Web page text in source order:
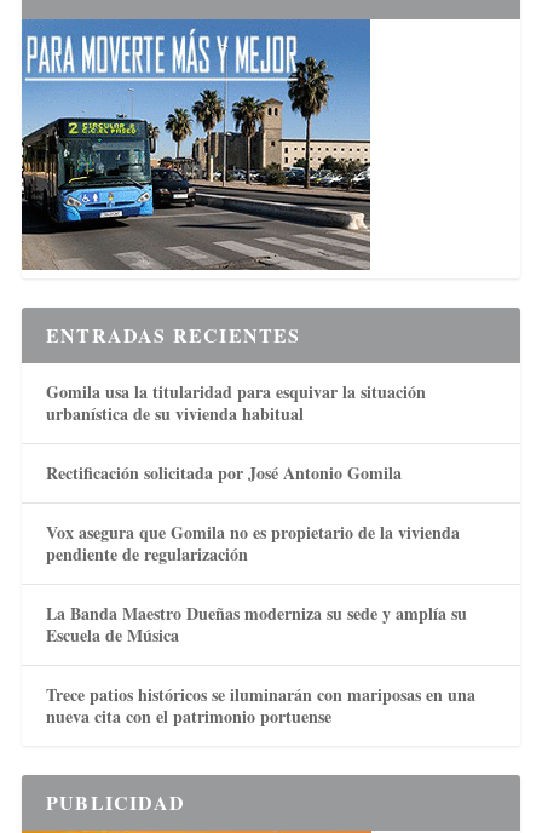
ENTRADAS RECIENTES
Gomila usa la titularidad para esquivar la situación
urbanística de su vivienda habitual
Rectificación solicitada por José Antonio Gomila
Vox asegura que Gomila no es propietario de la vivienda
pendiente de regularización
La Banda Maestro Dueñas moderniza su sede y amplía su
Escuela de Música
Trece patios históricos se iluminarán con mariposas en una
nueva cita con el patrimonio portuense
PUBLICIDAD